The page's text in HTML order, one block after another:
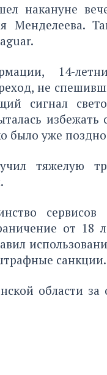
накануне
14-
не
сигнал
было уже
тяжелую
сервисов
от 18
санкции.
области за